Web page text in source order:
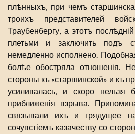
плѣнныхъ, при чемъ
троихъ представителей
Траубенбергу, а этотъ
плетьми и заключить подъ
немедленно исполнено.
болѣе обостряла отношенія.
стороны къ «старшинской» и къ
усиливалась, и скоро нельзя
приближенія взрыва.
связывали ихъ и грядущее
сочувстіемъ казачеству со